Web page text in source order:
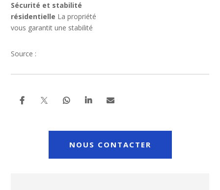
Sécurité et stabilité
résidentielle La propriété
vous garantit une stabilité
Source :

NOUS CONTACTER